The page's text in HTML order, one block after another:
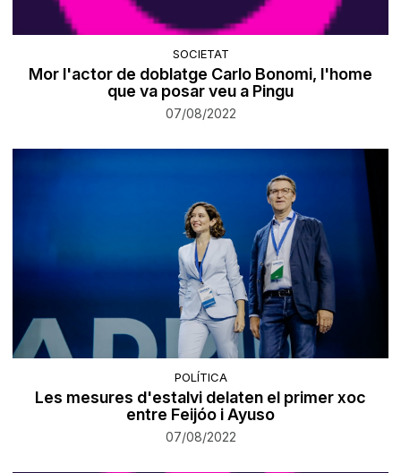
SOCIETAT
Mor l'actor de doblatge Carlo Bonomi, l'home
que va posar veu a Pingu
07/08/2022
POLÍTICA
Les mesures d'estalvi delaten el primer xoc
entre Feijóo i Ayuso
07/08/2022